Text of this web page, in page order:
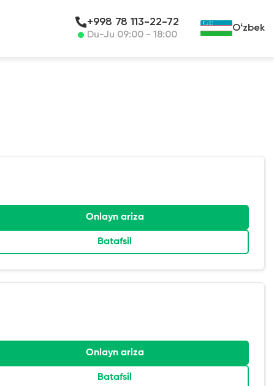
+998 78 113-22-72
Du-Ju 09:00 - 18:00
Oʻzbek
Onlayn ariza
Batafsil
Onlayn ariza
Batafsil